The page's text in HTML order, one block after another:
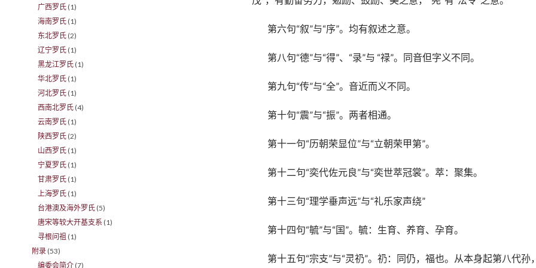
第六句“叙”与“序”。均有叙述之意。
第八句“德”与“得”、“录”与 “禄”。同音但字义不同。
第九句“传”与“全”。音近而义不同。
第十句“震”与“振”。两者相通。
第十一句“历朝荣显位”与“立朝荣甲第”。
第十二句“奕代佐元良”与“奕世萃冠裳”。萃：聚集。
第十三句“理学垂声远”与“礼乐家声绕”
第十四句“毓”与“国”。毓：生育、养育、孕育。
第十五句“宗支”与“灵礽”。礽：同仍，福也。从本身起第八代孙
广西罗氏 (1)
海南罗氏 (1)
东北罗氏 (2)
辽宁罗氏 (1)
黑龙江罗氏 (1)
华北罗氏 (1)
河北罗氏 (1)
西南北罗氏 (4)
云南罗氏 (1)
陕西罗氏 (2)
山西罗氏 (1)
宁夏罗氏 (1)
甘肃罗氏 (1)
上海罗氏 (1)
台港澳及海外罗氏 (5)
唐宋等较大开基支系 (1)
寻根问祖 (1)
附录 (53)
编委会简介 (7)